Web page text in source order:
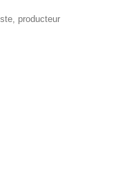
producteur